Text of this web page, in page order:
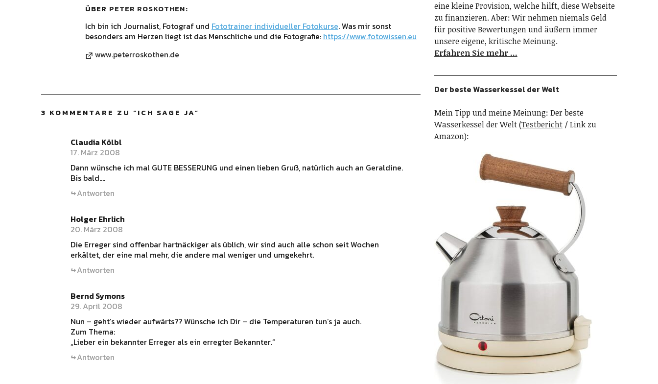
ÜBER PETER ROSKOTHEN
Ich bin ich Journalist, Fotograf und Fototrainer individueller Fotokurse. Was mir sonst
besonders am Herzen liegt ist das Menschliche und die Fotografie: https://www.fotowissen.eu
www.peterroskothen.de
3 KOMMENTARE ZU “ICH SAGE JA”
Claudia Kölbl
17. März 2008
Dann wünsche ich mal GUTE BESSERUNG und einen lieben Gruß, natürlich auch an Geraldine.
Bis bald….
Antworten
Holger Ehrlich
20. März 2008
Die Erreger sind offenbar hartnäckiger als üblich, wir sind auch alle schon seit Wochen
erkältet, der eine mal mehr, die andere mal weniger und umgekehrt.
Antworten
Bernd Symons
29. April 2008
Nun – geht’s wieder aufwärts?? Wünsche ich Dir – die Temperaturen tun’s ja auch.
Zum Thema:
„Lieber ein bekannter Erreger als ein erregter Bekannter.“
Antworten
eine kleine Provision, welche hilft, diese Webseite
zu finanzieren. Aber: Wir nehmen niemals Geld
für positive Bewertungen und äußern immer
unsere eigene, kritische Meinung.
Erfahren Sie mehr …
Der beste Wasserkessel der Welt
Mein Tipp und meine Meinung: Der beste
Wasserkessel der Welt (Testbericht/ Link zu
Amazon):